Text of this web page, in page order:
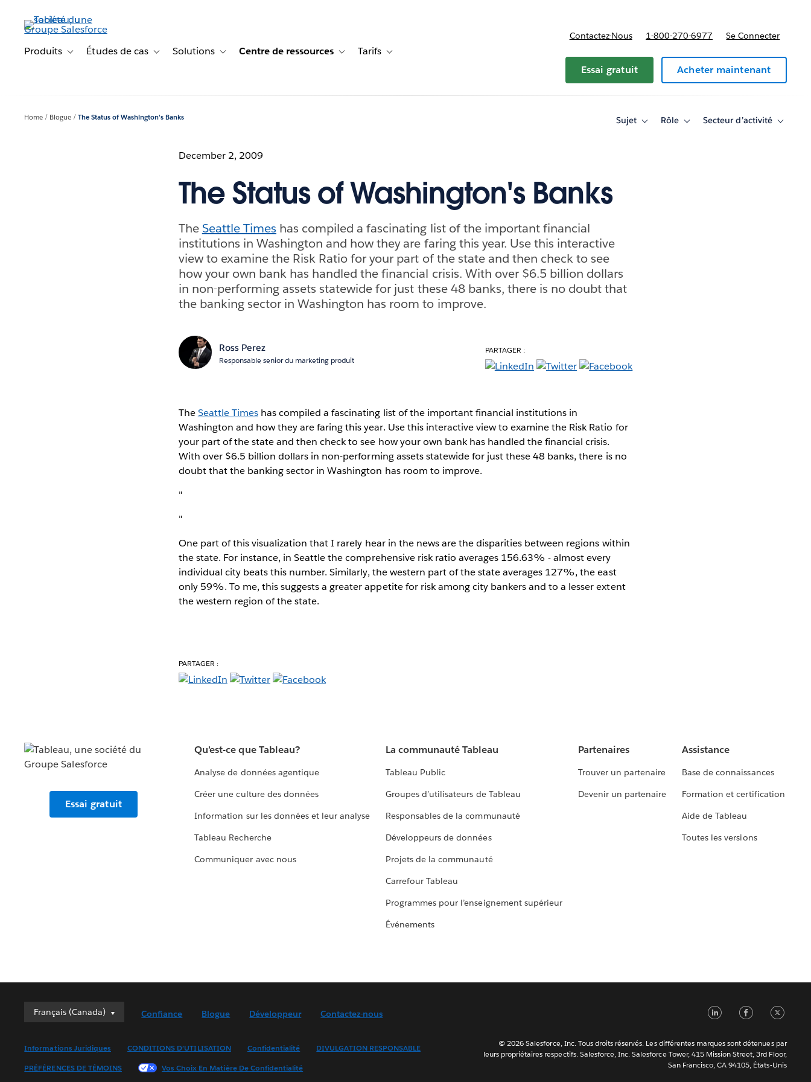
contenu
principalProduits Toggle sub-navigation for Produits
Études de cas Toggle sub-navigation for Études de cas
Solutions Toggle sub-navigation for Solutions
Centre de ressources Toggle sub-navigation for Centre de ressources
Tarifs Toggle sub-navigation for Tarifs
Contactez-Nous 1-800-270-6977 Se Connecter
Essai gratuit Acheter maintenant
Home Blogue The Status of Washington's Banks Sujet
ToggleRôle
ToggleSecteur d’activité
Toggle
December 2, 2009
The Status of Washington's Banks
TheSeattle Times has compiled a fascinating list of the important financial
institutions in Washington and how they are faring this year. Use this interactive
view to examine the Risk Ratio for your part of the state and then check to see
how your own bank has handled the financial crisis. With over $6.5 billion dollars
in non-performing assets statewide for just these 48 banks, there is no doubt that
the banking sector in Washington has room to improve.
Ross Perez
Responsable senior du marketing produit
PARTAGER :
TheSeattle Times has compiled a fascinating list of the important financial institutions in
Washington and how they are faring this year. Use this interactive view to examine the Risk Ratio for
your part of the state and then check to see how your own bank has handled the financial crisis.
With over $6.5 billion dollars in non-performing assets statewide for just these 48 banks, there is no
doubt that the banking sector in Washington has room to improve.
"
"
One part of this visualization that I rarely hear in the news are the disparities between regions within
the state. For instance, in Seattle the comprehensive risk ratio averages 156.63% - almost every
individual city beats this number. Similarly, the western part of the state averages 127%, the east
only 59%. To me, this suggests a greater appetite for risk among city bankers and to a lesser extent
the western region of the state.
PARTAGER :
Essai gratuit
Qu’est-ce que Tableau?
Analyse de données agentique
Créer une culture des données
Information sur les données et leur analyse
Tableau Recherche
Communiquer avec nous
La communauté Tableau
Tableau Public
Groupes d’utilisateurs de Tableau
Responsables de la communauté
Développeurs de données
Projets de la communauté
Carrefour Tableau
Programmes pour l’enseignement supérieur
Événements
Partenaires
Trouver un partenaire
Devenir un partenaire
Assistance
Base de connaissances
Formation et certification
Aide de Tableau
Toutes les versions
Français (Canada)
Français (Canada)
English (UK)
Confiance Blogue Développeur Contactez-nous
Informations Juridiques CONDITIONS D’UTILISATION Confidentialité
DIVULGATION RESPONSABLE
PRÉFÉRENCES DE TÉMOINS
Vos Choix En Matière De Confidentialité
LinkedIn
© 2026 Salesforce, Inc. Tous droits réservés. Les différentes marques sont détenues par
leurs propriétaires respectifs. Salesforce, Inc. Salesforce Tower, 415 Mission Street, 3rd Floor,
San Francisco, CA 94105, États-Unis